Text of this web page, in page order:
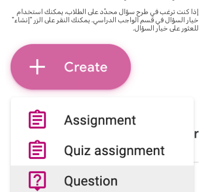
إذا كنت ترغب في طرح سؤال محدَّد على الطلاب، يمكنك استخدام
خيار السؤال في قسم الواجب الدراسي. يمكنك النقر على الزر "إنشاء"
للعثور على خيار السؤال.